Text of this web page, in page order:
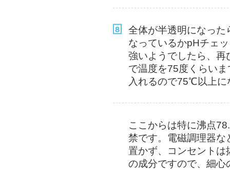
全体が半透明になった
なっているかpHチェ
強いようでしたら、
で温度を75度くらい
入れるので75℃以上に
ここからは特に沸点
禁です。電磁調理器
置かず、コンセント
の成分ですので、細